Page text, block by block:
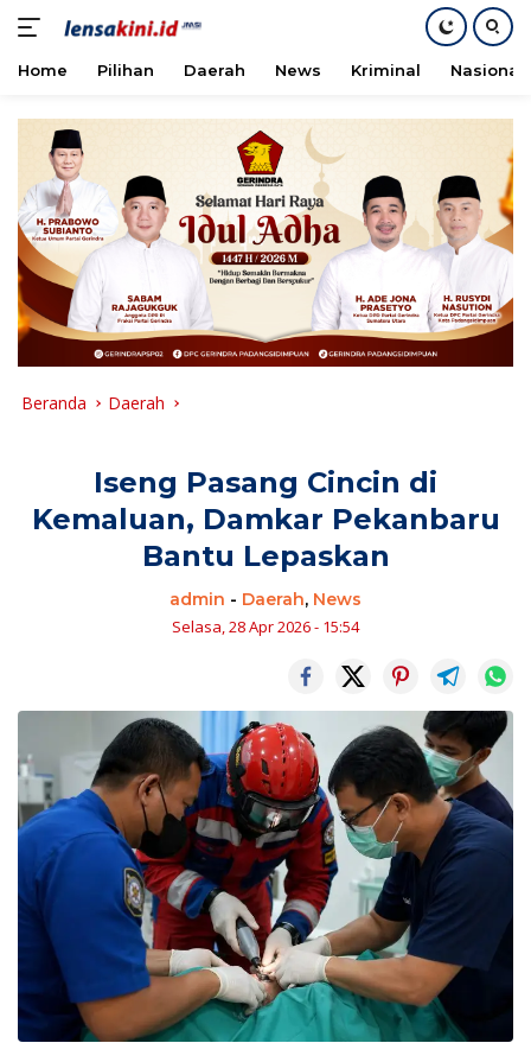
konten
Home Pilihan Daerah News Kriminal Nasional
Beranda Daerah
Iseng Pasang Cincin di
Kemaluan, Damkar Pekanbaru
Bantu Lepaskan
admin - Daerah, News
Selasa, 28 Apr 2026 - 15:54